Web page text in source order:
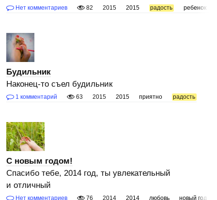
Нет комментариев 82 2015 2015 радость ребенок
Будильник
Наконец-то съел будильник
1 комментарий 63 2015 2015 приятно радость
C новым годом!
Спасибо тебе, 2014 год, ты увлекательный
и отличный
Нет комментариев 76 2014 2014 любовь новый год